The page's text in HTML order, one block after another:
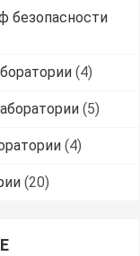
безопасности
(4)
(5)
(4)
(20)